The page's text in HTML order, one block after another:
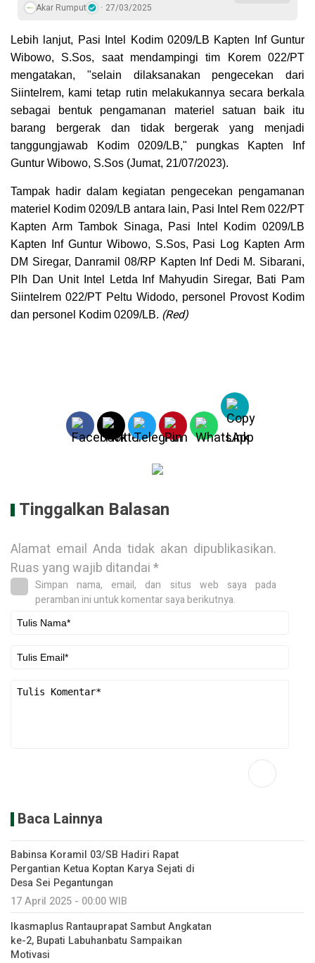
Akar Rumput 27/03/2025
Lebih lanjut, Pasi Intel Kodim 0209/LB Kapten Inf Guntur
Wibowo, S.Sos, saat mendampingi tim Korem 022/PT
mengatakan, "selain dilaksanakan pengecekan dari
Siintelrem, kami tetap rutin melakukannya secara berkala
sebagai bentuk pengamanan materiel satuan baik itu
barang bergerak dan tidak bergerak yang menjadi
tanggungjawab Kodim 0209/LB," pungkas Kapten Inf
Guntur Wibowo, S.Sos (Jumat, 21/07/2023).
Tampak hadir dalam kegiatan pengecekan pengamanan
materiel Kodim 0209/LB antara lain, Pasi Intel Rem 022/PT
Kapten Arm Tambok Sinaga, Pasi Intel Kodim 0209/LB
Kapten Inf Guntur Wibowo, S.Sos, Pasi Log Kapten Arm
DM Siregar, Danramil 08/RP Kapten Inf Dedi M. Sibarani,
Plh Dan Unit Intel Letda Inf Mahyudin Siregar, Bati Pam
Siintelrem 022/PT Peltu Widodo, personel Provost Kodim
dan personel Kodim 0209/LB. (Red)
Tinggalkan Balasan
Alamat email Anda tidak akan dipublikasikan.
Ruas yang wajib ditandai*
Simpan nama, email, dan situs web saya pada
peramban ini untuk komentar saya berikutnya.
Baca Lainnya
Babinsa Koramil 03/SB Hadiri Rapat
Pergantian Ketua Koptan Karya Sejati di
Desa Sei Pegantungan
17 April 2025 - 00:00 WIB
Ikasmaplus Rantauprapat Sambut Angkatan
ke-2, Bupati Labuhanbatu Sampaikan
Motivasi